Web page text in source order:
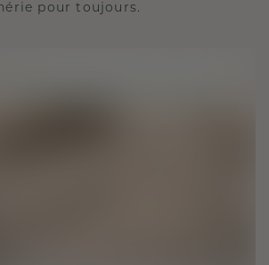
pour toujours.